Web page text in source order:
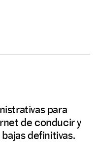
para
de conducir y
definitivas.